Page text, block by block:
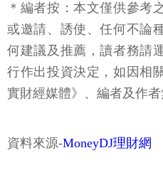
＊編者按：本文僅供參考
或邀請、誘使、任何不論
何建議及推薦，讀者務請
行作出投資決定，如因相
實財經媒體》、編者及作者
資料來源-MoneyDJ理財網